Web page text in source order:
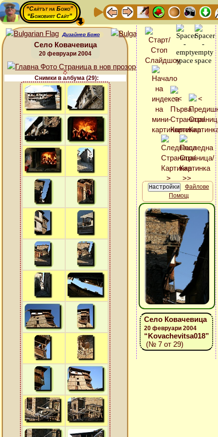
“Сайтът на Божо”
“Божовият Сайт”
Дизайнер Божо
Село Ковачевица
20 февруари 2004
Снимки в албума (29):
Файлове
Помощ
Село Ковачевица
20 февруари 2004
“Kovachevitsa018”
(№ 7 от 29)